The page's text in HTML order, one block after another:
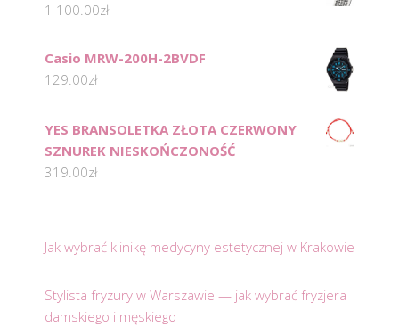
1 100.00zł
Casio MRW-200H-2BVDF
129.00zł
YES BRANSOLETKA ZŁOTA CZERWONY
SZNUREK NIESKOŃCZONOŚĆ
319.00zł
Jak wybrać klinikę medycyny estetycznej w Krakowie
Stylista fryzury w Warszawie — jak wybrać fryzjera
damskiego i męskiego